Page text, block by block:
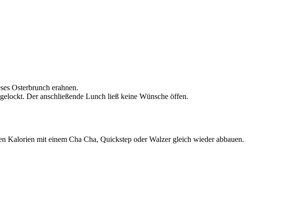
Osterbrunch erahnen.
Der anschließende Lunch ließ keine Wünsche öffen.
Kalorien mit einem Cha Cha, Quickstep oder Walzer gleich wieder abbauen.